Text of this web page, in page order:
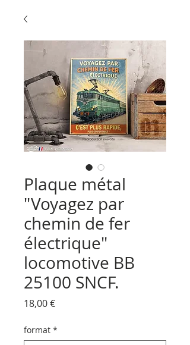
Plaque métal
"Voyagez par
chemin de fer
électrique"
locomotive BB
25100 SNCF.
18,00 €Prix
format *